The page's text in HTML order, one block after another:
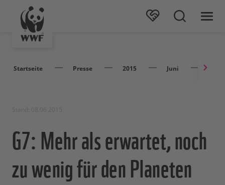
Startseite Presse 2015 Juni
G7: Mehr als erwartet, noch
zu wenig für den Planeten